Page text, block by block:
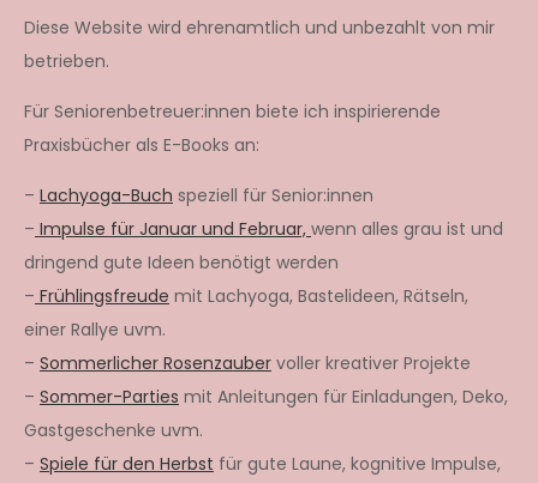
Diese Website wird ehrenamtlich und unbezahlt von mir
betrieben.
Für Seniorenbetreuer:innen biete ich inspirierende
Praxisbücher als E-Books an:
– Lachyoga-Buch speziell für Senior:innen
– Impulse für Januar und Februar, wenn alles grau ist und
dringend gute Ideen benötigt werden
– Frühlingsfreude mit Lachyoga, Bastelideen, Rätseln,
einer Rallye uvm.
– Sommerlicher Rosenzauber voller kreativer Projekte
– Sommer-Parties mit Anleitungen für Einladungen, Deko,
Gastgeschenke uvm.
– Spiele für den Herbst für gute Laune, kognitive Impulse,